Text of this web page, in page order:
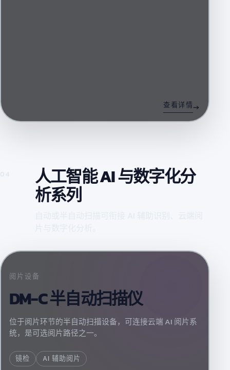
查看详情
人工智能 AI 与数字化分
析系列
阅片设备
DM-C 半自动扫描仪
位于阅片环节的半自动扫描设备，可连接云端 AI 阅片系
统，是可选阅片路径之一。
镜检 AI 辅助阅片